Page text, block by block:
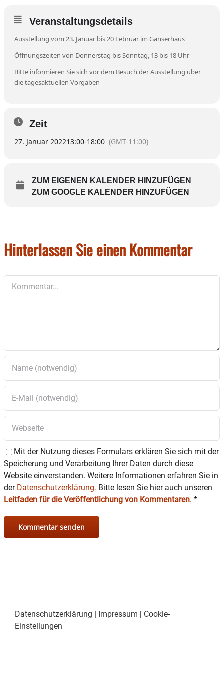
Veranstaltungsdetails
Ausstellung vom 23. Januar bis 20 Februar im Ganserhaus
Öffnungszeiten von Donnerstag bis Sonntag, 13 bis 18 Uhr
Bitte informieren Sie sich vor dem Besuch der Ausstellung über
die tagesaktuellen Vorgaben
Zeit
27. Januar 202213:00-18:00 (GMT-11:00)
ZUM EIGENEN KALENDER HINZUFÜGEN
ZUM GOOGLE KALENDER HINZUFÜGEN
Hinterlassen Sie einen Kommentar
Mit der Nutzung dieses Formulars erklären Sie sich mit der
Speicherung und Verarbeitung Ihrer Daten durch diese
Website einverstanden. Weitere Informationen erfahren Sie in
der Datenschutzerklärung. Bitte lesen Sie hier auch unseren
Leitfaden für die Veröffentlichung von Kommentaren. *
Datenschutzerklärung | Impressum | Cookie-
Einstellungen